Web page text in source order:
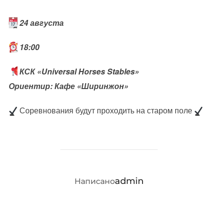
24 августа
18:00
КСК «Universal Horses Stables»
Ориентир: Кафе «Ширинжон»
Соревнования будут проходить на старом поле
АВТОР ЗАПИСИ
Написаноadmin